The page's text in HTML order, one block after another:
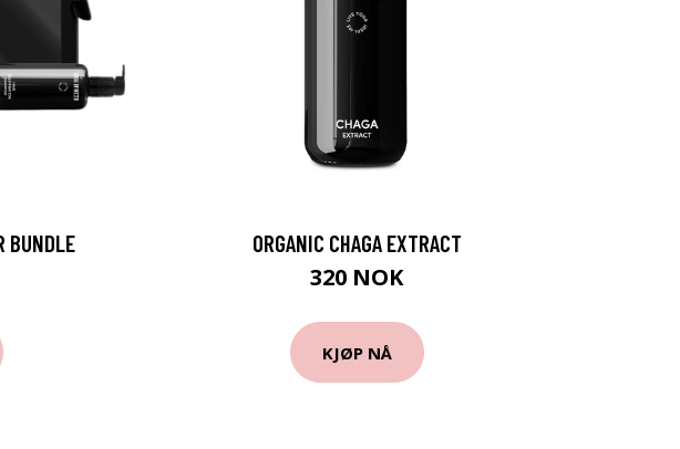
BUNDLE ORGANIC CHAGA EXTRACT
320 NOK
KJØP NÅ